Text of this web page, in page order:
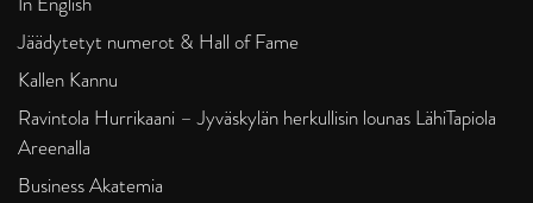
Jäädytetyt numerot & Hall of Fame
Kallen Kannu
Ravintola Hurrikaani – Jyväskylän herkullisin lounas LähiTapiola
Areenalla
Business Akatemia